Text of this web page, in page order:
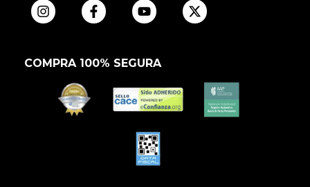
COMPRA 100% SEGURA